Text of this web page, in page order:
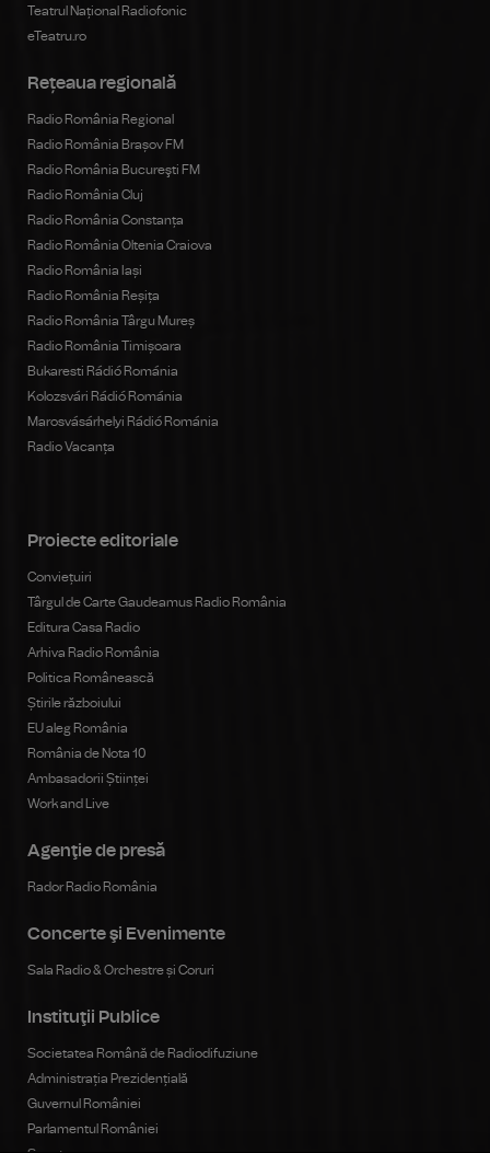
Teatrul Național Radiofonic
eTeatru.ro
Rețeaua regională
Radio România Regional
Radio România Brașov FM
Radio România Bucureşti FM
Radio România Cluj
Radio România Constanța
Radio România Oltenia Craiova
Radio România Iași
Radio România Reșița
Radio România Târgu Mureș
Radio România Timișoara
Bukaresti Rádió Románia
Kolozsvári Rádió Románia
Marosvásárhelyi Rádió Románia
Radio Vacanța
Proiecte editoriale
Conviețuiri
Târgul de Carte Gaudeamus Radio România
Editura Casa Radio
Arhiva Radio România
Politica Românească
Știrile războiului
EU aleg România
România de Nota 10
Ambasadorii Științei
Work and Live
Agenţie de presă
Rador Radio România
Concerte şi Evenimente
Sala Radio & Orchestre și Coruri
Instituţii Publice
Societatea Română de Radiodifuziune
Administrația Prezidențială
Guvernul României
Parlamentul României